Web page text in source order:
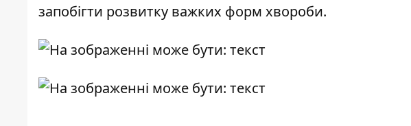
запобігти розвитку важких форм хвороби.